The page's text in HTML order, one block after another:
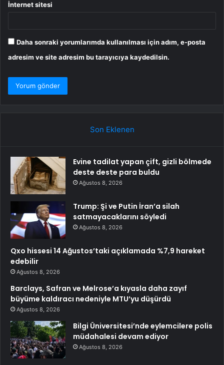
İnternet sitesi
Daha sonraki yorumlarımda kullanılması için adım, e-posta
adresim ve site adresim bu tarayıcıya kaydedilsin.
Son Eklenen
Evine tadilat yapan çift, gizli bölmede
deste deste para buldu
Ağustos 8, 2026
Trump: Şi ve Putin İran’a silah
satmayacaklarını söyledi
Ağustos 8, 2026
Qxo hissesi 14 Ağustos’taki açıklamada %7,9 hareket
edebilir
Ağustos 8, 2026
Barclays, Safran ve Melrose’a kıyasla daha zayıf
büyüme kaldıracı nedeniyle MTU’yu düşürdü
Ağustos 8, 2026
Bilgi Üniversitesi’nde eylemcilere polis
müdahalesi devam ediyor
Ağustos 8, 2026